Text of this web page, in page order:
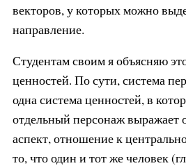
векторов, у которых можно
направление.
Студентам своим я объясняю
ценностей. По сути, система
одна система ценностей, в
отдельный персонаж выражает
аспект, отношение к
то, что один и тот же человек